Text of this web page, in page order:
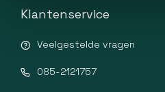
Klantenservice
Veelgestelde vragen
085-2121757